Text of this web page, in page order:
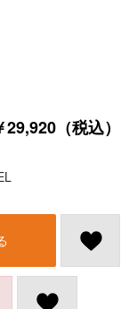
29,920（税込）